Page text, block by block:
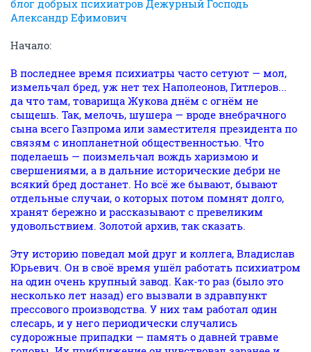
блог добрых психиатров Дежурный Господь
Александр Ефимович
Начало:
В последнее время психиатры часто сетуют — мол,
измельчал бред, уж нет тех Наполеонов, Гитлеров...
да что там, товарища Жукова днём с огнём не
сыщешь. Так, мелочь, шушера — вроде внебрачного
сына всего Газпрома или заместителя президента по
связям с инопланетной общественностью. Что
поделаешь — поизмельчал вождь харизмою и
свершениями, а в дальние исторические дебри не
всякий бред достанет. Но всё же бывают, бывают
отдельные случаи, о которых потом помнят долго,
хранят бережно и рассказывают с превеликим
удовольствием. Золотой архив, так сказать.
Эту историю поведал мой друг и коллега, Владислав
Юрьевич. Он в своё время ушёл работать психиатром
на один очень крупный завод. Как-то раз (было это
несколько лет назад) его вызвали в здравпункт
прессового производства. У них там работал один
слесарь, и у него периодически случались
судорожные припадки — память о давней травме